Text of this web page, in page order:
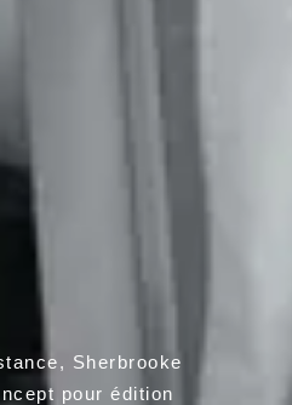
Sherbrooke
concept pour édition